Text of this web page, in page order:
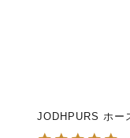
JODHPURS ホー